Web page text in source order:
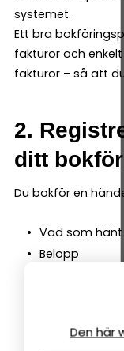
systemet.
Ett bra
fakturor och
fakturor – så att
2.
ditt
Du bokför en
Vad som hänt
Belopp
Den här